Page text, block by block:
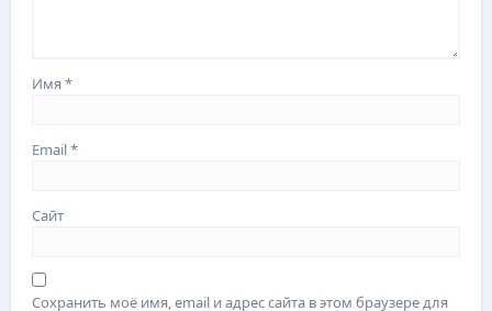
Имя*
Email*
Сайт
Сохранить моё имя, email и адрес сайта в этом браузере для